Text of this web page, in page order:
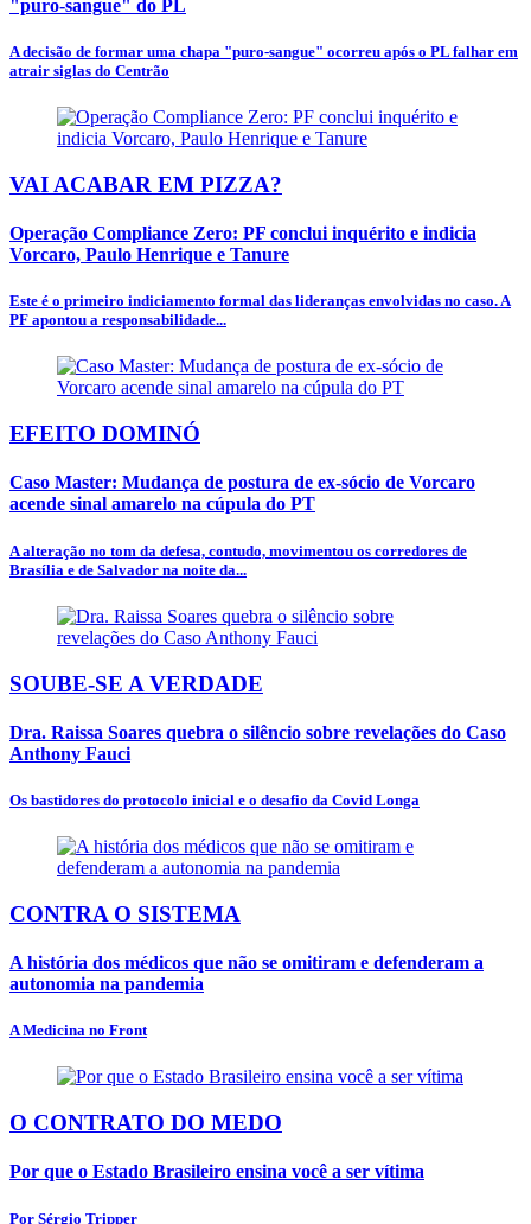
"puro-sangue" do PL
A decisão de formar uma chapa "puro-sangue" ocorreu após o PL falhar em
atrair siglas do Centrão
VAI ACABAR EM PIZZA?
Operação Compliance Zero: PF conclui inquérito e indicia
Vorcaro, Paulo Henrique e Tanure
Este é o primeiro indiciamento formal das lideranças envolvidas no caso. A
PF apontou a responsabilidade...
EFEITO DOMINÓ
Caso Master: Mudança de postura de ex-sócio de Vorcaro
acende sinal amarelo na cúpula do PT
A alteração no tom da defesa, contudo, movimentou os corredores de
Brasília e de Salvador na noite da...
SOUBE-SE A VERDADE
Dra. Raissa Soares quebra o silêncio sobre revelações do Caso
Anthony Fauci
Os bastidores do protocolo inicial e o desafio da Covid Longa
CONTRA O SISTEMA
A história dos médicos que não se omitiram e defenderam a
autonomia na pandemia
A Medicina no Front
O CONTRATO DO MEDO
Por que o Estado Brasileiro ensina você a ser vítima
Por Sérgio Tripper